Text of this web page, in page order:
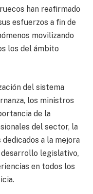
han reafirmado
esfuerzos a fin de
movilizando
los del ámbito
del sistema
los ministros
de la
del sector, la
a la mejora
legislativo,
en todos los